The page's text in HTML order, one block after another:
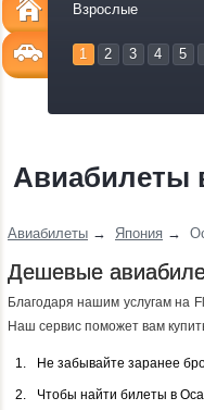
Взрослые
1 2 3 4 5
Авиабилеты
Авиабилеты → Япония →
Дешевые
Благодаря нашим услугам на
Наш сервис поможет вам
Не забывайте заранее
Чтобы найти билеты в